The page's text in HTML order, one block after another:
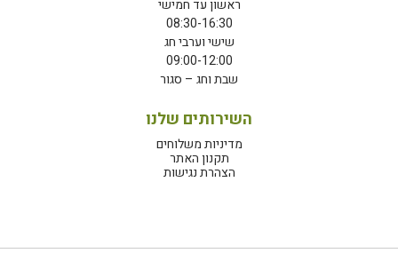
ראשון עד חמישי
08:30-16:30
שישי וערבי חג
09:00-12:00
שבת וחג – סגור
השירותים שלנו
מדיניות משלוחים
תקנון האתר
הצהרת נגישות